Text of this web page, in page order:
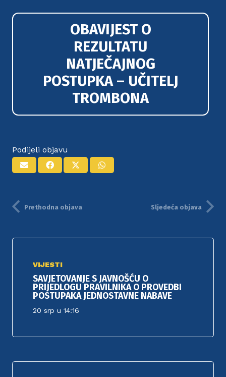
OBAVIJEST O
REZULTATU
NATJEČAJNOG
POSTUPKA – UČITELJ
TROMBONA
Podijeli objavu
Prethodna objava Sljedeća objava
VIJESTI
SAVJETOVANJE S JAVNOŠĆU O
PRIJEDLOGU PRAVILNIKA O PROVEDBI
POSTUPAKA JEDNOSTAVNE NABAVE
20 srp u 14:16